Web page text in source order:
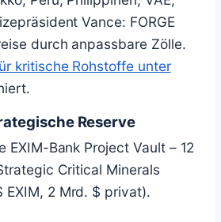
Vance: FORGE
durch anpassbare Zölle.
kritische Rohstoffe unter
Reserve
EXIM-Bank Project Vault – 12
Critical Minerals
EXIM, 2 Mrd. $ privat).